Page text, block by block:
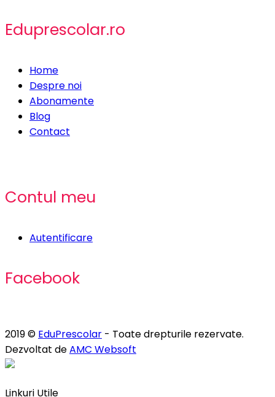
Eduprescolar.ro
Home
Despre noi
Abonamente
Blog
Contact
Contul meu
Autentificare
Facebook
2019 © EduPrescolar - Toate drepturile rezervate.
Dezvoltat deAMC Websoft
Linkuri Utile